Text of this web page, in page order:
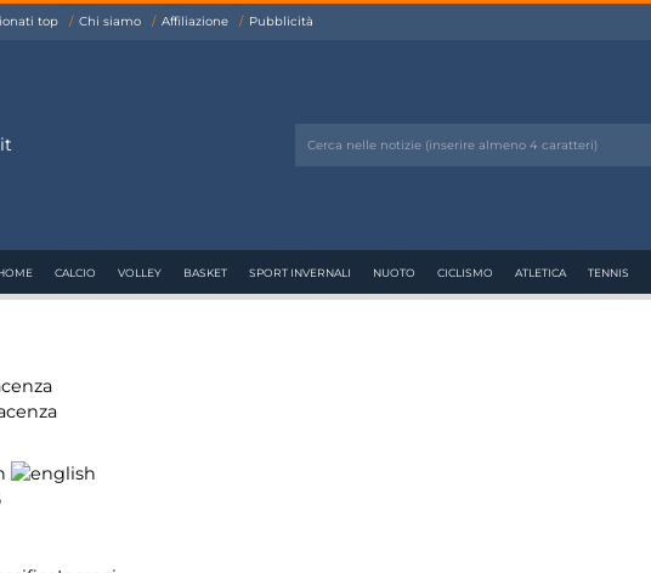
top Chi siamo Affiliazione Pubblicità
CALCIO VOLLEY BASKET SPORT INVERNALI NUOTO CICLISMO ATLETICA TENNIS